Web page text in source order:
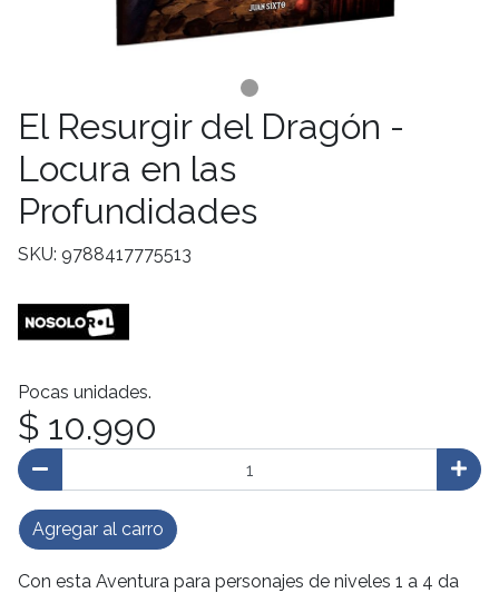
El Resurgir del Dragón -
Locura en las
Profundidades
SKU: 9788417775513
Pocas unidades.
$ 10.990
Agregar al carro
Con esta Aventura para personajes de niveles 1 a 4 da